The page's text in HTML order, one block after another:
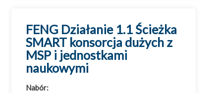
Województwo opolskie
Województwo podkarpackie
Województwo podlaskie
Województwo pomorskie
Województwo śląskie
FENG Działanie 1.1 Ścieżka
SMART konsorcja dużych z
MSP i jednostkami
naukowymi
Nabór: